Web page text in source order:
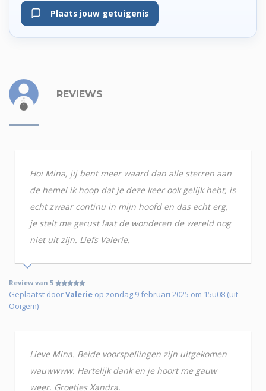
Plaats jouw getuigenis
REVIEWS
Hoi Mina, jij bent meer waard dan alle sterren aan
de hemel ik hoop dat je deze keer ook gelijk hebt, is
echt zwaar continu in mijn hoofd en das echt erg,
je stelt me gerust laat de wonderen de wereld nog
niet uit zijn. Liefs Valerie.
Review van 5
Geplaatst doorValerie op zondag 9 februari 2025 om 15u08 (uit
Ooigem)
Lieve Mina. Beide voorspellingen zijn uitgekomen
wauwwww. Hartelijk dank en je hoort me gauw
weer. Groetjes Xandra.